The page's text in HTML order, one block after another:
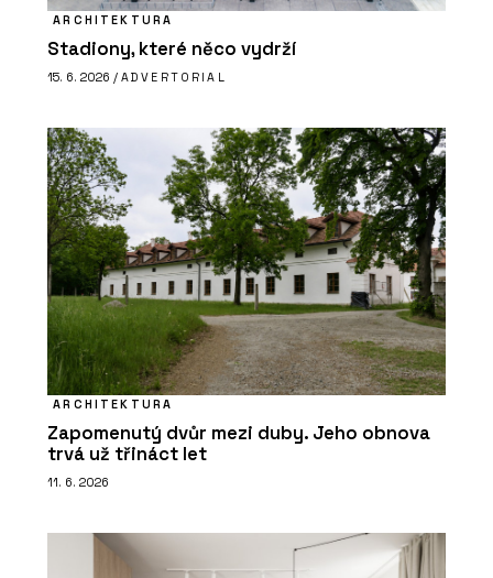
ARCHITEKTURA
Stadiony, které něco vydrží
15. 6. 2026 / ADVERTORIAL
ARCHITEKTURA
Zapomenutý dvůr mezi duby. Jeho obnova
trvá už třináct let
11. 6. 2026